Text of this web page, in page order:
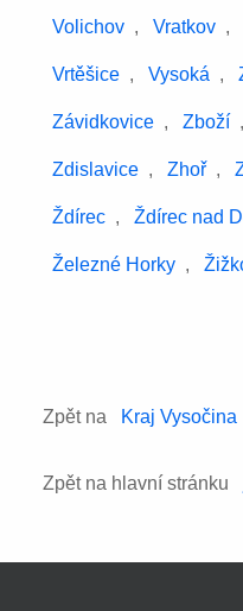
Volichov , Vratkov ,
Vrtěšice , Vysoká ,
Závidkovice , Zboží ,
Zdislavice , Zhoř ,
Ždírec , Ždírec nad
Železné Horky ,
Zpět na Kraj Vysočina
Zpět na hlavní stránku